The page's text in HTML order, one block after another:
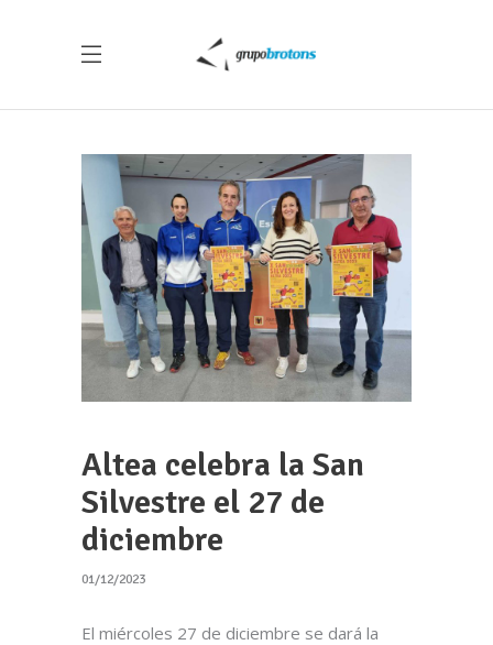
Altea celebra la San
Silvestre el 27 de
diciembre
01/12/2023
El miércoles 27 de diciembre se dará la